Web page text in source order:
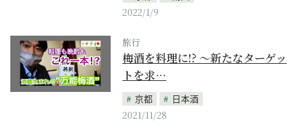
2022/1/9
旅行
梅酒を料理に!? 〜新たなターゲッ
トを求…
京都
日本酒
2021/11/28